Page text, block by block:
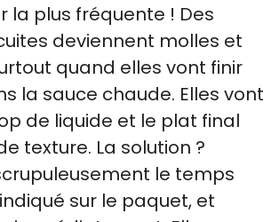
la plus fréquente ! Des
deviennent molles et
quand elles vont finir
la sauce chaude. Elles vont
de liquide et le plat final
texture. La solution ?
le temps
sur le paquet, et